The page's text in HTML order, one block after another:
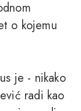
o kojemu
je - nikako
radi kao